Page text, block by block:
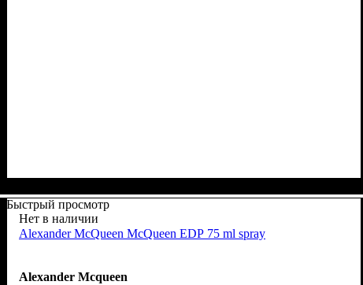
Быстрый просмотр
Нет в наличии
Alexander McQueen McQueen EDР 75 ml spray
Alexander Mcqueen